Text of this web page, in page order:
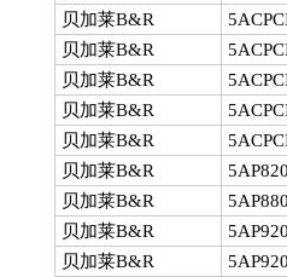
贝加莱B&R
贝加莱B&R
贝加莱B&R
贝加莱B&R
贝加莱B&R
贝加莱B&R
贝加莱B&R
贝加莱B&R
贝加莱B&R